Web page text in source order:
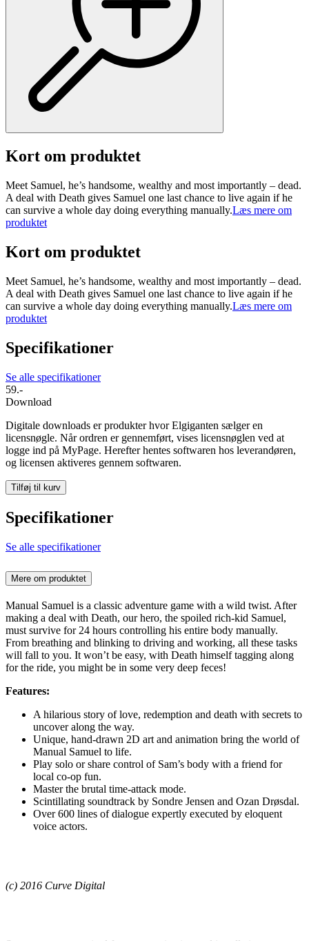
Kort om produktet
Meet Samuel, he’s handsome, wealthy and most importantly – dead.
A deal with Death gives Samuel one last chance to live again if he
can survive a whole day doing everything manually.Læs mere om
produktet
Kort om produktet
Meet Samuel, he’s handsome, wealthy and most importantly – dead.
A deal with Death gives Samuel one last chance to live again if he
can survive a whole day doing everything manually.Læs mere om
produktet
Specifikationer
Se alle specifikationer
59.-
Download
Digitale downloads er produkter hvor Elgiganten sælger en
licensnøgle. Når ordren er gennemført, vises licensnøglen ved at
logge ind på MyPage. Herefter hentes softwaren hos leverandøren,
og licensen aktiveres gennem softwaren.
Tilføj til kurv
Specifikationer
Se alle specifikationer
Mere om produktet
Manual Samuel is a classic adventure game with a wild twist. After
making a deal with Death, our hero, the spoiled rich-kid Samuel,
must survive for 24 hours controlling his entire body manually.
From breathing and blinking to driving and working, all these tasks
will fall to you. It won’t be easy, with Death himself tagging along
for the ride, you might be in some very deep feces!
Features:
A hilarious story of love, redemption and death with secrets to
uncover along the way.
Unique, hand-drawn 2D art and animation bring the world of
Manual Samuel to life.
Play solo or share control of Sam’s body with a friend for
local co-op fun.
Master the brutal time-attack mode.
Scintillating soundtrack by Sondre Jensen and Ozan Drøsdal.
Over 600 lines of dialogue expertly executed by eloquent
voice actors.
(c) 2016 Curve Digital